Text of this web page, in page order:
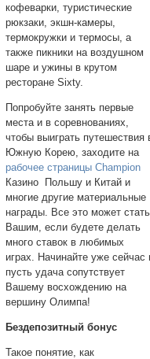
кофеварки, туристические
рюкзаки, экшн-камеры,
термокружки и термосы, а
также пикники на воздушном
шаре и ужины в крутом
ресторане Sixty.
Попробуйте занять первые
места и в соревнованиях,
чтобы выиграть путешествия
Южную Корею, заходите на
рабочее страницы Сhampion
Казино Польшу и Китай и
многие другие материальные
награды. Все это может стать
Вашим, если будете делать
много ставок в любимых
играх. Начинайте уже сейчас
пусть удача сопутствует
Вашему восхождению на
вершину Олимпа!
Бездепозитный бонус
Такое понятие, как